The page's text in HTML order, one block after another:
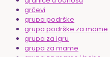
grčevi
grupa podrške
grupa podrške za mame
grupa za igru
grupa za mame